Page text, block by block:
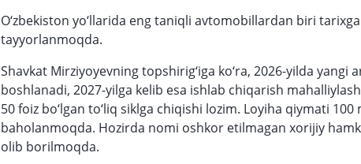
O‘zbekiston yo‘llarida eng taniqli avtomobillardan biri
tayyorlanmoqda.
Shavkat Mirziyoyevning topshirig‘iga ko‘ra, 2026-yilda yangi
boshlanadi, 2027-yilga kelib esa ishlab chiqarish
50 foiz bo‘lgan to‘liq siklga chiqishi lozim. Loyiha qiymati
baholanmoqda. Hozirda nomi oshkor etilmagan xorijiy
olib borilmoqda.